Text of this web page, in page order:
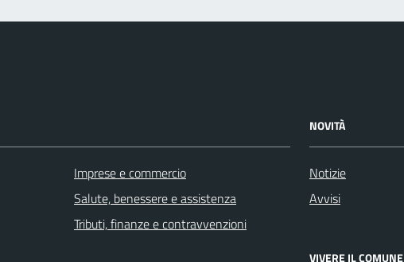
Imprese e commercio
Salute, benessere e assistenza
Tributi, finanze e contravvenzioni
NOVITÀ
Notizie
Avvisi
VIVERE IL COMUNE